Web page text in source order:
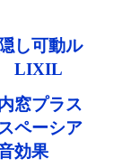
し可動ル
LIXIL
窓プラス
ペーシア
効果